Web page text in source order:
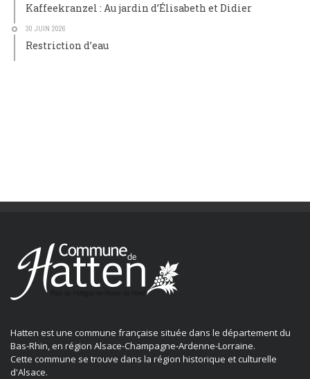
Kaffeekranzel : Au jardin d’Élisabeth et Didier
30 JUIN 2026
Restriction d’eau
Hatten est une commune française située dans le département du
Bas-Rhin, en région Alsace-Champagne-Ardenne-Lorraine.
Cette commune se trouve dans la région historique et culturelle
d'Alsace.